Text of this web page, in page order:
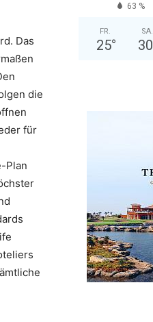
Das
die
für
Plan
63 %
FR.
25°
SA.
30